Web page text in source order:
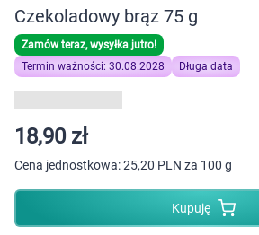
Dziecko
Kosmetyki
Mężczyzna
Zdrowy styl życia
Czekoladowy brąz 75 g
Zamów teraz, wysyłka jutro!
Termin ważności: 30.08.2028
Długa data
18,90 zł
Cena jednostkowa:25,20 PLN za 100 g
Kupuję